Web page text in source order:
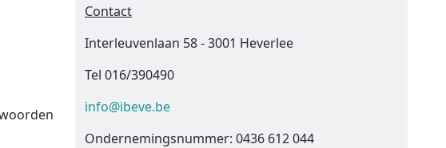
Contact
Interleuvenlaan 58 - 3001 Heverlee
Tel 016/390490
info@ibeve.be
Ondernemingsnummer: 0436 612 044